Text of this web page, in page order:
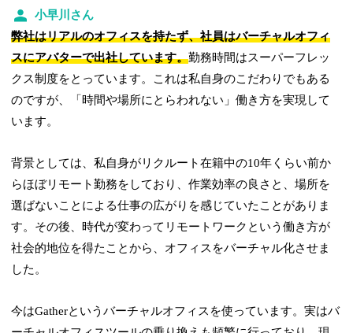
小早川さん
弊社はリアルのオフィスを持たず、社員はバーチャルオフィ
スにアバターで出社しています。勤務時間はスーパーフレッ
クス制度をとっています。これは私自身のこだわりでもある
のですが、「時間や場所にとらわれない」働き方を実現して
います。
背景としては、私自身がリクルート在籍中の10年くらい前か
らほぼリモート勤務をしており、作業効率の良さと、場所を
選ばないことによる仕事の広がりを感じていたことがありま
す。その後、時代が変わってリモートワークという働き方が
社会的地位を得たことから、オフィスをバーチャル化させま
した。
今はGatherというバーチャルオフィスを使っています。実はバ